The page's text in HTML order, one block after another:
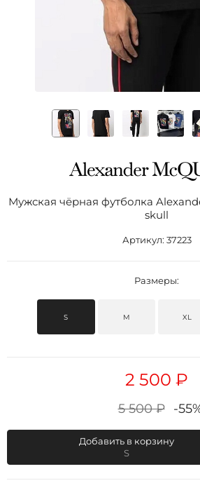
Мужская чёрная футболка
skull
Артикул: 37223
Размеры:
S M XL
2 500 ₽
5 500 ₽ -
Добавить в корзину
S